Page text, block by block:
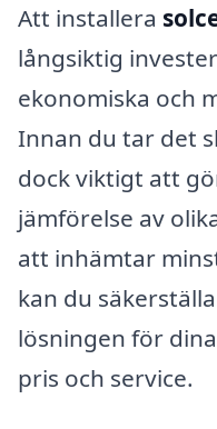
Att installera
långsiktig
ekonomiska och
Innan du tar det
dock viktigt att
jämförelse av
att inhämtar
kan du
lösningen för
pris och service.